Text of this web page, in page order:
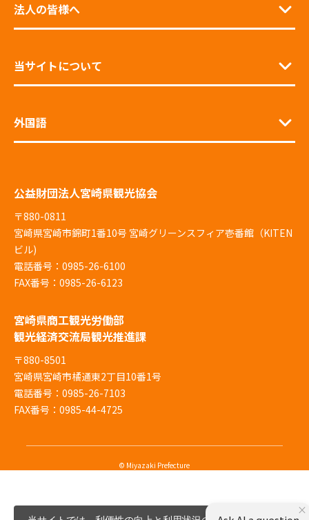
法人の皆様へ
当サイトについて
外国語
公益財団法人宮崎県観光協会
〒880-0811
宮崎県宮崎市錦町1番10号 宮崎グリーンスフィア壱番館（KITEN
ビル)
電話番号：0985-26-6100
FAX番号：0985-26-6123
宮崎県商工観光労働部
観光経済交流局観光推進課
〒880-8501
宮崎県宮崎市橘通東2丁目10番1号
電話番号：0985-26-7103
FAX番号：0985-44-4725
© Miyazaki Prefecture
×